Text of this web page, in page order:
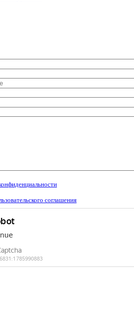
соглашения